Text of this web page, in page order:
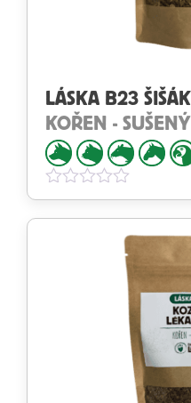
LÁSKA B23
KOŘEN - SUŠENÝ
Hodnotenie